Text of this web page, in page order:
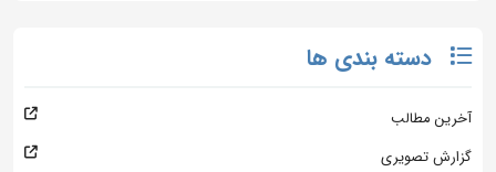
دسته بندی ها
آخرین مطالب
گزارش تصویری